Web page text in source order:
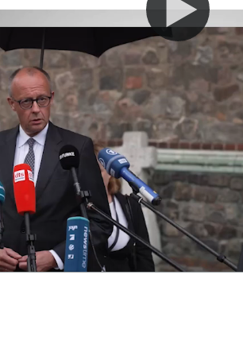
Kanzlers
Street
hat nach dem Anschlag
Angehörigen seine
schnelles Eingreifen“
im Video.